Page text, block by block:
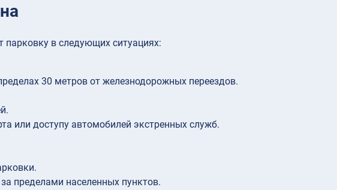
в следующих ситуациях:
30 метров от железнодорожных переездов.
или доступу автомобилей экстренных служб.
пределами населенных пунктов.